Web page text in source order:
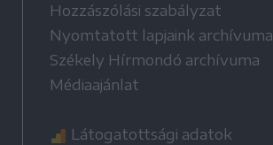
Hozzászólási szabályzat
Nyomtatott lapjaink archívuma
Székely Hírmondó archívuma
Médiaajánlat
Látogatottsági adatok